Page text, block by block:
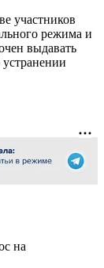
участников
режима и
выдавать
на